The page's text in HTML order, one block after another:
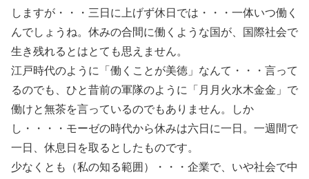
しますが・・・三日に上げず休日では・・・一体いつ働く
んでしょうね。休みの合間に働くような国が、国際社会で
生き残れるとはとても思えません。
江戸時代のように「働くことが美徳」なんて・・・言って
るのでも、ひと昔前の軍隊のように「月月火水木金金」で
働けと無茶を言っているのでもありません。しか
し・・・・モーゼの時代から休みは六日に一日。一週間で
一日、休息日を取るとしたものです。
少なくとも（私の知る範囲）・・・企業で、いや社会で中